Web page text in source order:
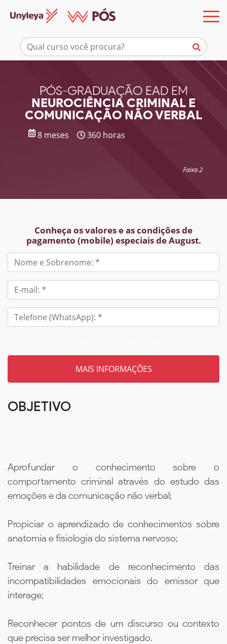
PÓS-GRADUAÇÃO EAD EM
NEUROCIÊNCIA CRIMINAL E
COMUNICAÇÃO NÃO VERBAL
8 meses 360 horas
Faixa 2
Conheça os valores e as condições de
pagamento (mobile) especiais de August.
Mais informações
OBJETIVO
Aprofundar o conhecimento sobre o
comportamento criminal através do estudo das
emoções e da comunicação não verbal;
Propiciar o aprendizado de conhecimentos sobre
anatomia e fisiologia do sistema nervoso;
Treinar a habilidade de reconhecimento das
incompatibilidades emocionais do emissor que
interage;
Reconhecer pontos de um discurso ou contexto
que precisa ser melhor investigado.